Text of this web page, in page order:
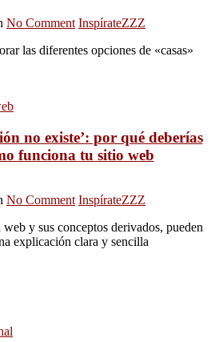
No Comment InspírateZZZ
las diferentes opciones de «casas»
no existe’: por qué deberías
funciona tu sitio web
No Comment InspírateZZZ
y sus conceptos derivados, pueden
explicación clara y sencilla